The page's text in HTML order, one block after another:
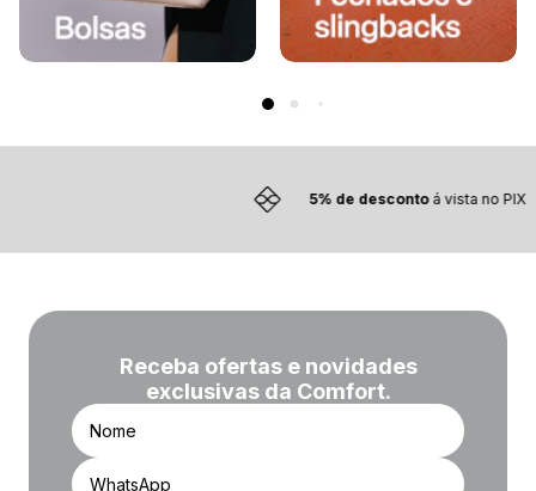
5% de desconto á vista no PIX
Receba ofertas e novidades
exclusivas da Comfort.